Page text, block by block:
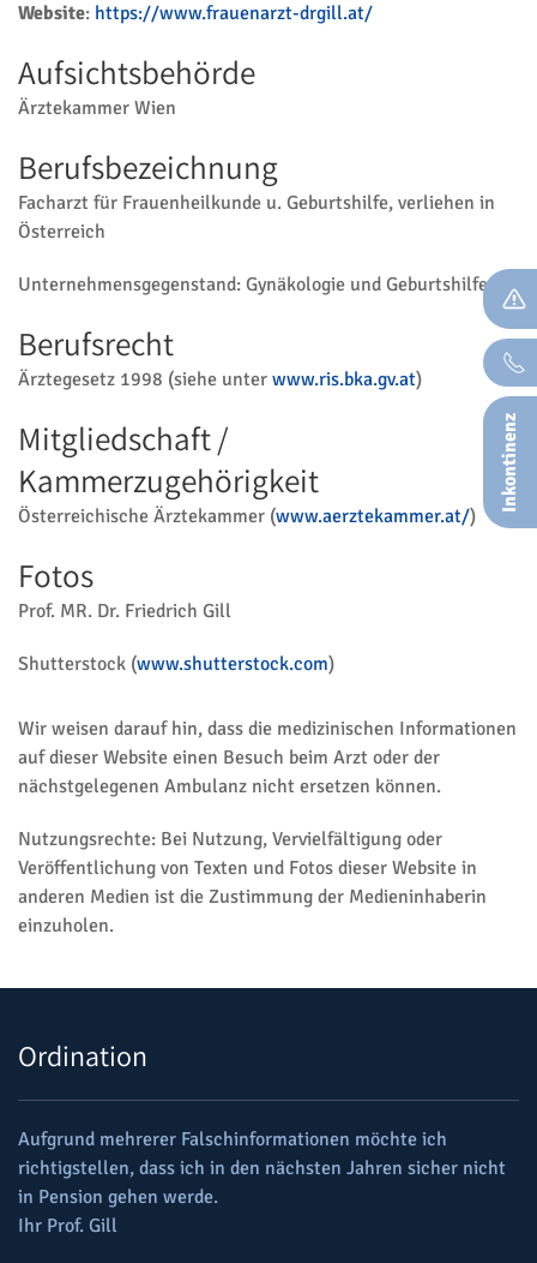
Website: https://www.frauenarzt-drgill.at/
Aufsichtsbehörde
Ärztekammer Wien
Berufsbezeichnung
Facharzt für Frauenheilkunde u. Geburtshilfe, verliehen in
Österreich
Unternehmensgegenstand: Gynäkologie und Geburtshilfe
Berufsrecht
Ärztegesetz 1998 (siehe unter www.ris.bka.gv.at)
Mitgliedschaft /
Kammerzugehörigkeit
Österreichische Ärztekammer (www.aerztekammer.at/)
Fotos
Prof. MR. Dr. Friedrich Gill
Shutterstock (www.shutterstock.com)
Wir weisen darauf hin, dass die medizinischen Informationen
auf dieser Website einen Besuch beim Arzt oder der
nächstgelegenen Ambulanz nicht ersetzen können.
Nutzungsrechte: Bei Nutzung, Vervielfältigung oder
Veröffentlichung von Texten und Fotos dieser Website in
anderen Medien ist die Zustimmung der Medieninhaberin
einzuholen.
Ordination
Aufgrund mehrerer Falschinformationen möchte ich
richtigstellen, dass ich in den nächsten Jahren sicher nicht
in Pension gehen werde.
Ihr Prof. Gill
Inkontinenz